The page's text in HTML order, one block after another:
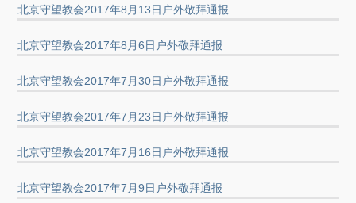
北京守望教会2017年8月13日户外敬拜通报
北京守望教会2017年8月6日户外敬拜通报
北京守望教会2017年7月30日户外敬拜通报
北京守望教会2017年7月23日户外敬拜通报
北京守望教会2017年7月16日户外敬拜通报
北京守望教会2017年7月9日户外敬拜通报